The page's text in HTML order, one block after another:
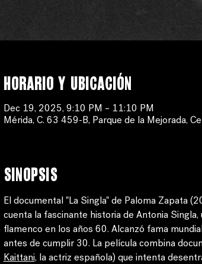
Horario y ubicación
Dec 19, 2025, 9:10 PM – 11:10 PM
Mérida, C. 63 459-B, Parque de la Mejorada,
Sinopsis
El documental "La Singla" de Paloma Zapata
cuenta la fascinante historia de Antonia
flamenco en los años 60. Alcanzó fama
antes de cumplir 30. La película combina
Kaittani, la actriz española) que intenta